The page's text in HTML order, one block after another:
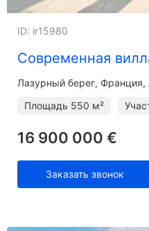
Современная
ID: ir15980
Лазурный берег Франция,
Площадь 550 м²
16 900 000 €
Заказать звонок